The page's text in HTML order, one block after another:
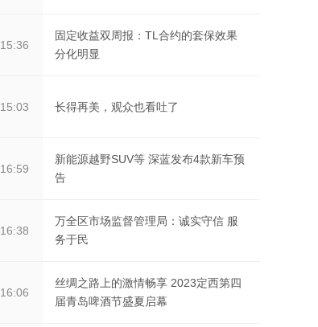
15:36
固定收益双周报：TL合约的套保效果
分化明显
15:03 长得再美，观众也看吐了
16:59
新能源越野SUV等 深蓝发布4款新车预
告
16:38
万全区市场监督管理局：诚实守信 服
务于民
16:06
丝绸之路上的激情畅享 2023定西第四
届青岛啤酒节盛夏启幕